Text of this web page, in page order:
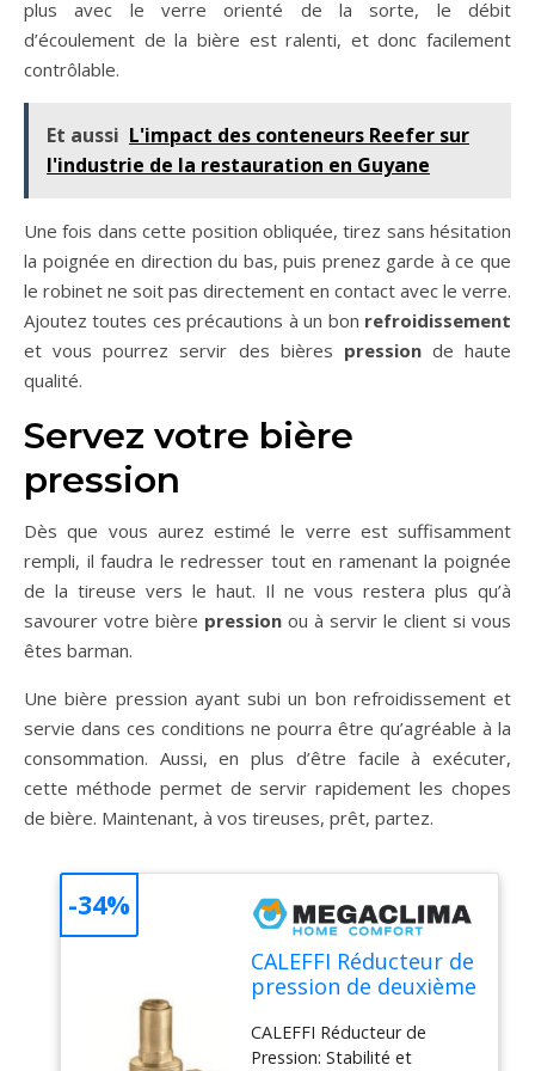
plus avec le verre orienté de la sorte, le débit
d’écoulement de la bière est ralenti, et donc facilement
contrôlable.
Et aussi L'impact des conteneurs Reefer sur
l'industrie de la restauration en Guyane
Une fois dans cette position obliquée, tirez sans hésitation
la poignée en direction du bas, puis prenez garde à ce que
le robinet ne soit pas directement en contact avec le verre.
Ajoutez toutes ces précautions à un bon refroidissement
et vous pourrez servir des bières pressionde haute
qualité.
Servez votre bière
pression
Dès que vous aurez estimé le verre est suffisamment
rempli, il faudra le redresser tout en ramenant la poignée
de la tireuse vers le haut. Il ne vous restera plus qu’à
savourer votre bière pression ou à servir le client si vous
êtes barman.
Une bière pression ayant subi un bon refroidissement et
servie dans ces conditions ne pourra être qu’agréable à la
consommation. Aussi, en plus d’être facile à exécuter,
cette méthode permet de servir rapidement les chopes
de bière. Maintenant, à vos tireuses, prêt, partez.
CALEFFI Réducteur de
pression de deuxième
manomètre raccord
3/4 en acier
CALEFFI Réducteur de
Pression: Stabilité et
-34%